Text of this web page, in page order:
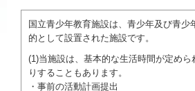
国立青少年教育施設は、青少年及び青
的として設置された施設です。
(1)当施設は、基本的な生活時間が定め
りすることもあります。
・事前の活動計画提出